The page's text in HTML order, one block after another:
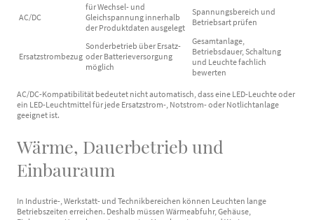
AC/DC
für Wechsel- und
Gleichspannung innerhalb
der Produktdaten ausgelegt
Spannungsbereich und
Betriebsart prüfen
Ersatzstrombezug
Sonderbetrieb über Ersatz-
oder Batterieversorgung
möglich
Gesamtanlage,
Betriebsdauer, Schaltung
und Leuchte fachlich
bewerten
AC/DC-Kompatibilität bedeutet nicht automatisch, dass eine LED-Leuchte oder
ein LED-Leuchtmittel für jede Ersatzstrom-, Notstrom- oder Notlichtanlage
geeignet ist.
Wärme, Dauerbetrieb und
Einbauraum
In Industrie-, Werkstatt- und Technikbereichen können Leuchten lange
Betriebszeiten erreichen. Deshalb müssen Wärmeabfuhr, Gehäuse,